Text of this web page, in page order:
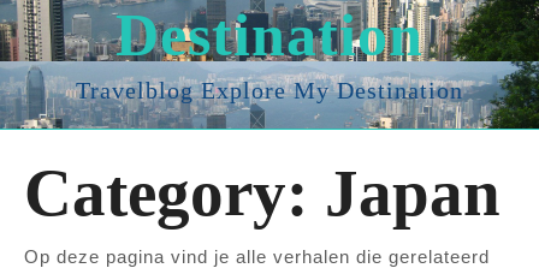
Destination
Travelblog Explore My Destination
Category: Japan
Op deze pagina vind je alle verhalen die gerelateerd